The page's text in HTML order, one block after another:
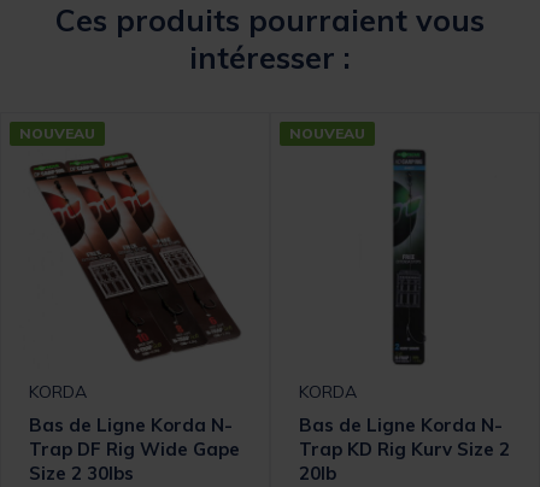
Ces produits pourraient vous
intéresser :
NOUVEAU
KORDA
Bas de Ligne Korda N-
Trap DF Rig Wide Gape
Size 2 30lbs
NOUVEAU
KORDA
Bas de Ligne Korda N-
Trap KD Rig Kurv Size 2
20lb